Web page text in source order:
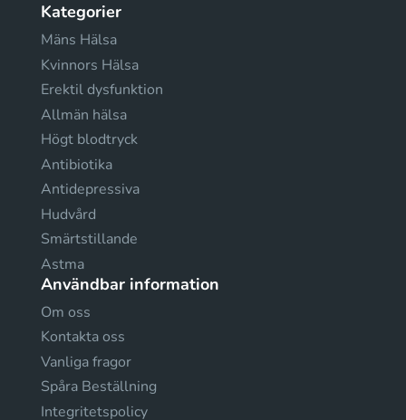
Kategorier
Mäns Hälsa
Kvinnors Hälsa
Erektil dysfunktion
Allmän hälsa
Högt blodtryck
Antibiotika
Antidepressiva
Hudvård
Smärtstillande
Astma
Användbar information
Om oss
Kontakta oss
Vanliga fragor
Spåra Beställning
Integritetspolicy